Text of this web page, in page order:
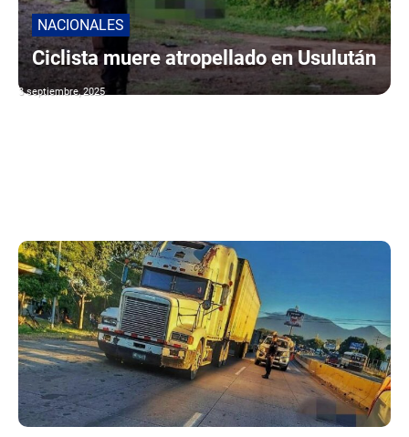
NACIONALES
Ciclista muere atropellado en Usulután
3 septiembre, 2025